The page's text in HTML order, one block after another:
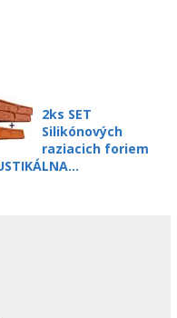
2ks SET
Silikónových
raziacich foriem